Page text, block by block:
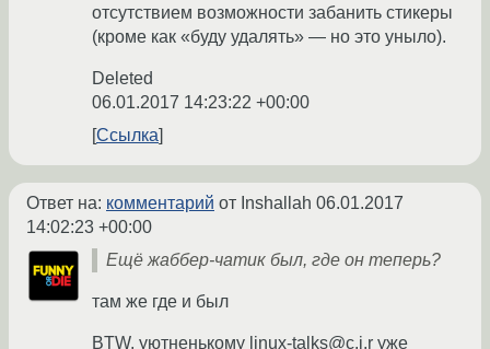
отсутствием возможности забанить стикеры
(кроме как «буду удалять» ― но это уныло).
Deleted
06.01.2017 14:23:22 +00:00
Ссылка
Ответ на: комментарий от Inshallah 06.01.2017
14:02:23 +00:00
Ещё жаббер-чатик был, где он теперь?
там же где и был
BTW, уютненькому linux-talks@c.j.r уже